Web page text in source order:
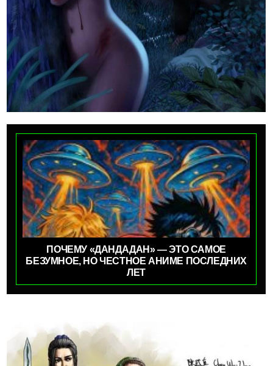
ПОЧЕМУ «ДАНДАДАН» — ЭТО САМОЕ
БЕЗУМНОЕ, НО ЧЕСТНОЕ АНИМЕ ПОСЛЕДНИХ
ЛЕТ